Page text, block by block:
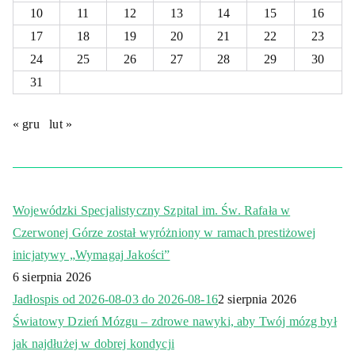
10
11 12 13 14 15
16
17
18 19 20 21 22
23
24
25 26 27 28 29
30
31
« gru lut »
Wojewódzki Specjalistyczny Szpital im. Św. Rafała w
Czerwonej Górze został wyróżniony w ramach prestiżowej
inicjatywy „Wymagaj Jakości”
6 sierpnia 2026
Jadłospis od 2026-08-03 do 2026-08-162 sierpnia 2026
Światowy Dzień Mózgu – zdrowe nawyki, aby Twój mózg był
jak najdłużej w dobrej kondycji